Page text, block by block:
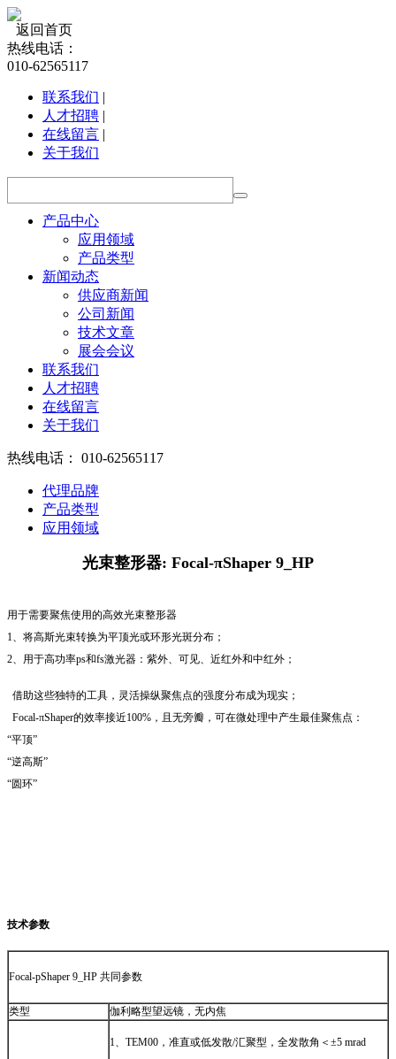
返回首页
热线电话：
010-62565117
联系我们 |
人才招聘 |
在线留言 |
关于我们
产品中心
应用领域
产品类型
新闻动态
供应商新闻
公司新闻
技术文章
展会会议
联系我们
人才招聘
在线留言
关于我们
热线电话： 010-62565117
代理品牌
产品类型
应用领域
光束整形器: Focal-πShaper 9_HP
用于需要聚焦使用的高效光束整形器
1、将高斯光束转换为平顶光或环形光斑分布；
2、用于高功率ps和fs激光器：紫外、可见、近红外和中红外；
借助这些独特的工具，灵活操纵聚焦点的强度分布成为现实；
Focal-πShaper的效率接近100%，且无旁瓣，可在微处理中产生最佳聚焦点：
“平顶”
“逆高斯”
“圆环”
技术参数
Focal-pShaper 9_HP 共同参数
类型 伽利略型望远镜，无内焦
1、TEM00，准直或低发散/汇聚型，全发散角＜±5 mrad